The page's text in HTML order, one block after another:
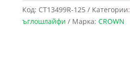
Код: CT13499R-125 Категории:
ъглошлайфи
Марка: CROWN